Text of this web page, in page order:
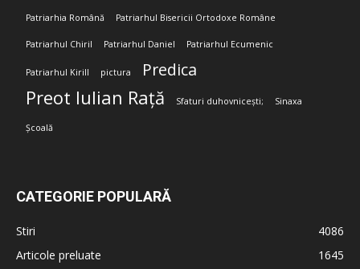
Patriarhia Română Patriarhul Bisericii Ortodoxe Române
Patriarhul Chiril Patriarhul Daniel Patriarhul Ecumenic
Patriarhul Kirill pictura Predica
Preot Iulian Rață Sfaturi duhovnicești; Sinaxa
Școală
CATEGORIE POPULARĂ
Stiri
4086
Articole preluate
1645